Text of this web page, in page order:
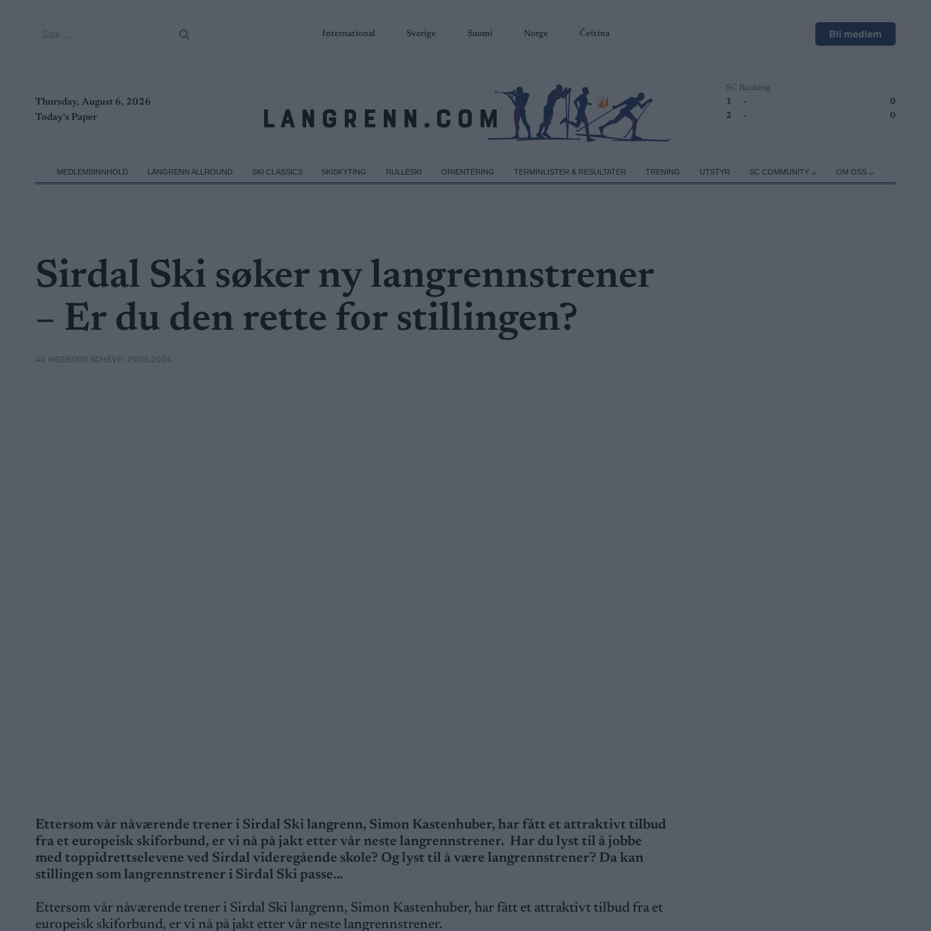
International Sverige Suomi Norge Čeština Bli medlem
Thursday, August 6, 2026
Today's Paper
SC Ranking
1
-
0
2
- 0
MEDLEMSINNHOLD LANGRENN ALLROUND SKI CLASSICS SKISKYTING RULLESKI ORIENTERING TERMINLISTER & RESULTATER TRENING UTSTYR SC COMMUNITY OM OSS
Sirdal Ski søker ny langrennstrener
– Er du den rette for stillingen?
AV INGEBORG SCHEVE• 29.05.2024
Ettersom vår nåværende trener i Sirdal Ski langrenn, Simon Kastenhuber, har fått et attraktivt tilbud
fra et europeisk skiforbund, er vi nå på jakt etter vår neste langrennstrener. Har du lyst til å jobbe
med toppidrettselevene ved Sirdal videregående skole? Og lyst til å være langrennstrener? Da kan
stillingen som langrennstrener i Sirdal Ski passe…
Ettersom vår nåværende trener i Sirdal Ski langrenn, Simon Kastenhuber, har fått et attraktivt tilbud fra et
europeisk skiforbund, er vi nå på jakt etter vår neste langrennstrener.